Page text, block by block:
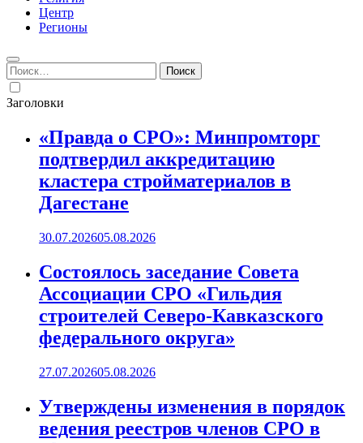
Центр
Регионы
Найти:
Заголовки
«Правда о СРО»: Минпромторг
подтвердил аккредитацию
кластера стройматериалов в
Дагестане
30.07.202605.08.2026
Состоялось заседание Совета
Ассоциации СРО «Гильдия
строителей Северо-Кавказского
федерального округа»
27.07.202605.08.2026
Утверждены изменения в порядок
ведения реестров членов СРО в